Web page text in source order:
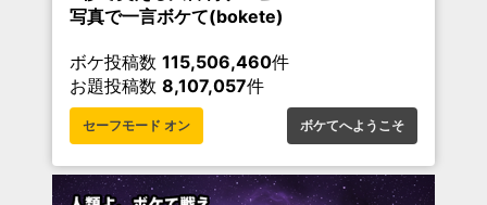
写真で一言ボケて(bokete)
ボケ投稿数 115,506,460件
お題投稿数 8,107,057件
セーフモード オン ボケてへようこそ